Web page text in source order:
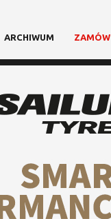
ARCHIWUM ZAMÓW